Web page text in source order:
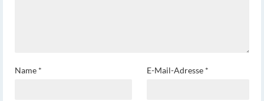
Name * E-Mail-Adresse *